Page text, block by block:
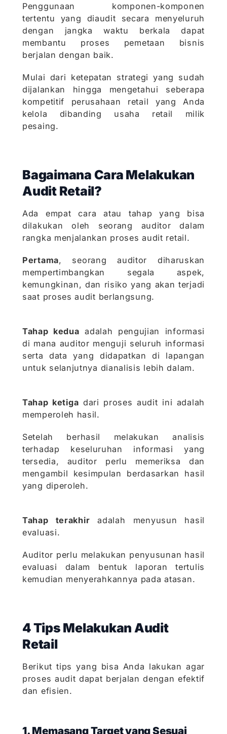
Penggunaan komponen-komponen
tertentu yang diaudit secara menyeluruh
dengan jangka waktu berkala dapat
membantu proses pemetaan bisnis
berjalan dengan baik.
Mulai dari ketepatan strategi yang sudah
dijalankan hingga mengetahui seberapa
kompetitif perusahaan retail yang Anda
kelola dibanding usaha retail milik
pesaing.
Bagaimana Cara Melakukan
Audit Retail?
Ada empat cara atau tahap yang bisa
dilakukan oleh seorang auditor dalam
rangka menjalankan proses audit retail.
Pertama, seorang auditor diharuskan
mempertimbangkan segala aspek,
kemungkinan, dan risiko yang akan terjadi
saat proses audit berlangsung.
Tahap kedua adalah pengujian informasi
di mana auditor menguji seluruh informasi
serta data yang didapatkan di lapangan
untuk selanjutnya dianalisis lebih dalam.
Tahap ketiga dari proses audit ini adalah
memperoleh hasil.
Setelah berhasil melakukan analisis
terhadap keseluruhan informasi yang
tersedia, auditor perlu memeriksa dan
mengambil kesimpulan berdasarkan hasil
yang diperoleh.
Tahap terakhir adalah menyusun hasil
evaluasi.
Auditor perlu melakukan penyusunan hasil
evaluasi dalam bentuk laporan tertulis
kemudian menyerahkannya pada atasan.
4 Tips Melakukan Audit
Retail
Berikut tips yang bisa Anda lakukan agar
proses audit dapat berjalan dengan efektif
dan efisien.
1. Memasang Target yang Sesuai